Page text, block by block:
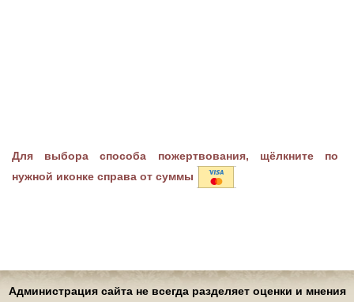
Для выбора способа пожертвования, щёлкните по
нужной иконке справа от суммы
Администрация сайта не всегда разделяет оценки и мнения